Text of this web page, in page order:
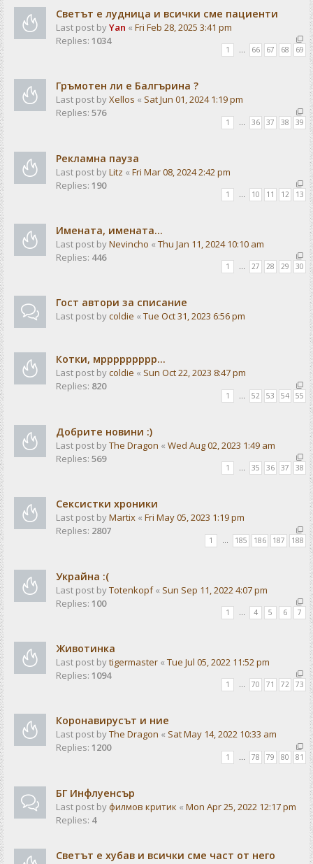
Светът е лудница и всички сме пациенти
Last post byYan « Fri Feb 28, 2025 3:41 pm
Replies: 1034
1 … 66 67 68 69
Гръмотен ли е Балгърина ?
Last post byXellos « Sat Jun 01, 2024 1:19 pm
Replies: 576
1 36 37 38 39
Рекламна пауза
Last post byLitz « Fri Mar 08, 2024 2:42 pm
Replies: 190
1 … 10 11 12 13
Имената, имената...
Last post byNevincho « Thu Jan 11, 2024 10:10 am
Replies: 446
1 … 27 28 29 30
Гост автори за списание
Last post bycoldie « Tue Oct 31, 2023 6:56 pm
Котки, мррррррррр...
Last post bycoldie « Sun Oct 22, 2023 8:47 pm
Replies: 820
1 52 53 54 55
Добрите новини :)
Last post byThe Dragon « Wed Aug 02, 2023 1:49 am
Replies: 569
1 … 35 36 37 38
Сексистки хроники
Last post byMartix « Fri May 05, 2023 1:19 pm
Replies: 2807
1 185 186 187 188
Украйна :(
Last post byTotenkopf« Sun Sep 11, 2022 4:07 pm
Replies: 100
1 … 4 5 6 7
Животинка
Last post bytigermaster « Tue Jul 05, 2022 11:52 pm
Replies: 1094
1 … 70 71 72 73
Коронавирусът и ние
Last post byThe Dragon « Sat May 14, 2022 10:33 am
Replies: 1200
1 78 79 80 81
БГ Инфлуенсър
Last post byфилмов критик « Mon Apr 25, 2022 12:17 pm
Replies: 4
Светът е хубав и всички сме част от него